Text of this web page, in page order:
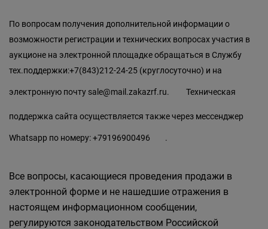
По вопросам получения дополнительной информации о
возможности регистрации и технических вопросах участия в
аукционе на электронной площадке обращаться в Службу
тех.поддержки:+7(843)212-24-25 (круглосуточно) и на
электронную почту sale@mail.zakazrf.ru. Техническая
поддержка сайта осуществляется также через мессенджер
Whatsapp по номеру:+79196900496 .
Все вопросы, касающиеся проведения продажи в
электронной форме и не нашедшие отражения в
настоящем информационном сообщении,
регулируются законодательством Российской